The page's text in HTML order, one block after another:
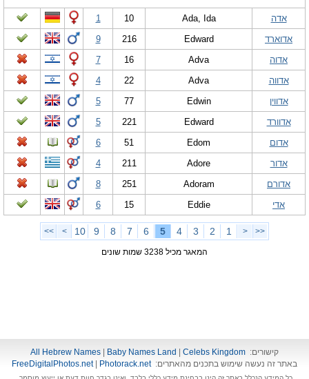
אדה Ada, Ida
10
1
אדוארד
Edward
216
9
אדוה
Adva
16
7
אדווה
Adva
22
4
אדווין
Edwin
77
5
אדוורד
Edward
221
5
אדום
Edom
51
6
אדור
Adore
211
4
אדורם
Adoram
251
8
אדי
Eddie
15
6
<<
<
1
2
3
4
5
6
7
8
9
10
>
>>
המאגר מכיל 3238 שמות שונים
קישורים: All Hebrew Names Baby Names Land
Celebs Kingdom
באתר זה נעשה שימוש בתכנים מהאתרים:
FreeDigitalPhotos.net| Photorack.net